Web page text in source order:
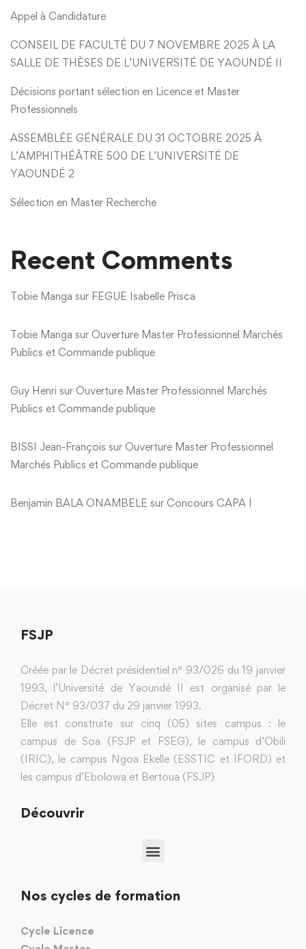
Appel à Candidature
CONSEIL DE FACULTÉ DU 7 NOVEMBRE 2025 À LA
SALLE DE THÈSES DE L’UNIVERSITÉ DE YAOUNDÉ II
Décisions portant sélection en Licence et Master
Professionnels
ASSEMBLÉE GÉNÉRALE DU 31 OCTOBRE 2025 À
L’AMPHITHÉÂTRE 500 DE L’UNIVERSITÉ DE
YAOUNDÉ 2
Sélection en Master Recherche
Recent Comments
Tobie Manga sur FEGUE Isabelle Prisca
Tobie Manga sur Ouverture Master Professionnel Marchés
Publics et Commande publique
Guy Henri sur Ouverture Master Professionnel Marchés
Publics et Commande publique
BISSI Jean-François sur Ouverture Master Professionnel
Marchés Publics et Commande publique
Benjamin BALA ONAMBELE sur Concours CAPA I
FSJP
Créée par le Décret présidentiel n° 93/026 du 19 janvier
1993, l’Université de Yaoundé II est organisé par le
Décret N° 93/037 du 29 janvier 1993.
Elle est construite sur cinq (05) sites campus : le
campus de Soa (FSJP et FSEG), le campus d’Obili
(IRIC), le campus Ngoa Ekelle (ESSTIC et IFORD) et
les campus d’Ebolowa et Bertoua (FSJP)
Découvrir
Nos cycles de formation
Cycle Licence